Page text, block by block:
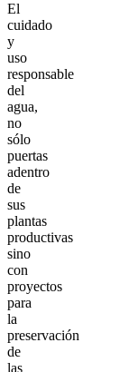
El
cuidado
y
uso
responsable
del
agua,
no
sólo
puertas
adentro
de
sus
plantas
productivas
sino
con
proyectos
para
la
preservación
de
las